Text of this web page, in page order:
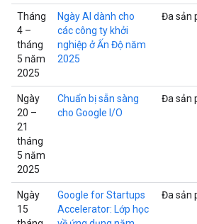
Tháng
4 –
tháng
5 năm
2025
Ngày AI dành cho
các công ty khởi
nghiệp ở Ấn Độ năm
2025
Đa sản
Ngày
20 –
21
tháng
5 năm
2025
Chuẩn bị sẵn sàng
cho Google I/O
Đa sản
Ngày
15
Google for Startups
Accelerator: Lớp học
Đa sản